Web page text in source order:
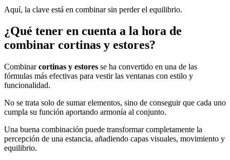
Aquí, la clave está en combinar sin perder el equilibrio.
¿Qué tener en cuenta a la hora de
combinar cortinas y estores?
Combinarcortinas y estores se ha convertido en una de las
fórmulas más efectivas para vestir las ventanas con estilo y
funcionalidad.
No se trata solo de sumar elementos, sino de conseguir que cada uno
cumpla su función aportando armonía al conjunto.
Una buena combinación puede transformar completamente la
percepción de una estancia, añadiendo capas visuales, movimiento y
equilibrio.